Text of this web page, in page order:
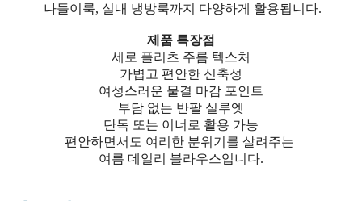
나들이룩, 실내 냉방룩까지 다양하게 활용됩니다.
제품 특장점
세로 플리츠 주름 텍스처
가볍고 편안한 신축성
여성스러운 물결 마감 포인트
부담 없는 반팔 실루엣
단독 또는 이너로 활용 가능
편안하면서도 여리한 분위기를 살려주는
여름 데일리 블라우스입니다.